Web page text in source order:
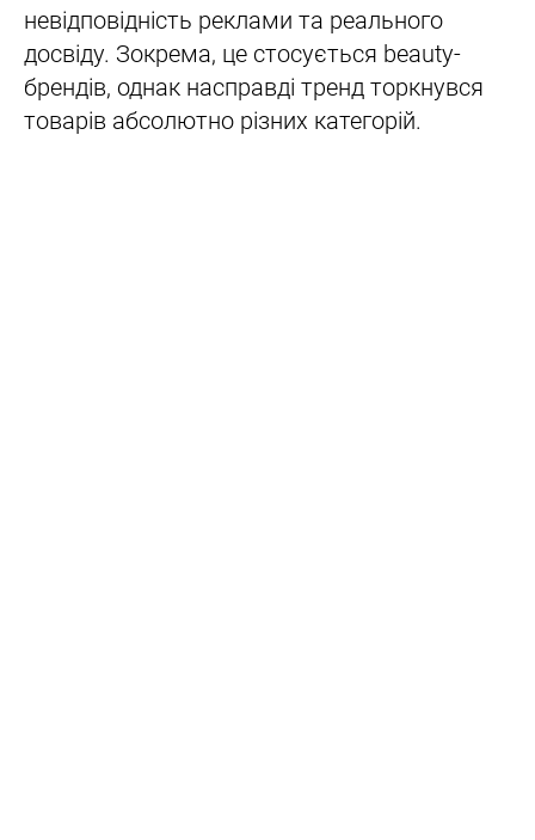
невідповідність реклами та реального
досвіду. Зокрема, це стосується beauty-
брендів, однак насправді тренд торкнувся
товарів абсолютно різних категорій.